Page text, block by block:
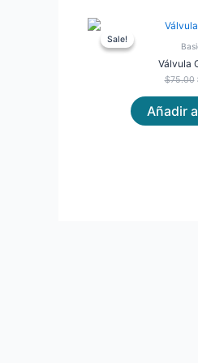
Sale!
Sale!
Válvula
$75.00
Añadir